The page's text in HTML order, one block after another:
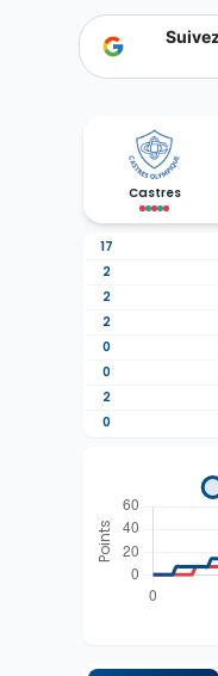
Castres
17
2
2
2
0
0
2
0